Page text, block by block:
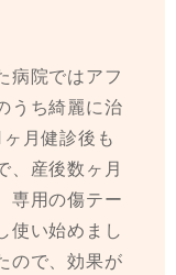
病院ではアフ
うち綺麗に治
月健診後も
、産後数ヶ月
専用の傷テー
使い始めまし
ので、効果が